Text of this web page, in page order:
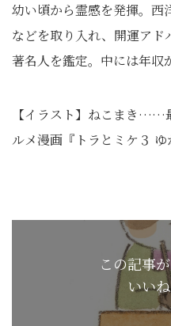
幼い頃から霊感を発揮。西
などを取り入れ、開運アド
著名人を鑑定。中には年収
【イラスト】ねこまき……
ルメ漫画『トラとミケ３ ゆ
この記事
いい